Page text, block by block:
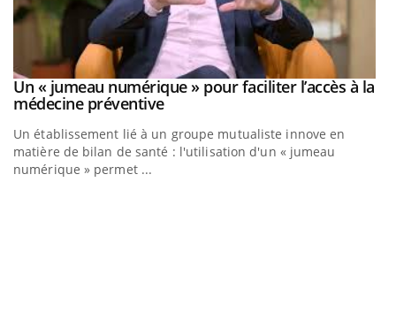
Youtube
Un « jumeau numérique » pour faciliter l’accès à la
médecine préventiveYoutube
Un établissement lié à un groupe mutualiste innove en
matière de bilan de santé : l'utilisation d'un « jumeau
numérique » permet ...